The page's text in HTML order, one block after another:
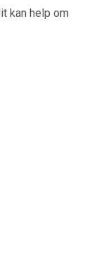
kan help om